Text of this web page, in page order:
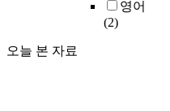
영어
(2)
오늘 본 자료